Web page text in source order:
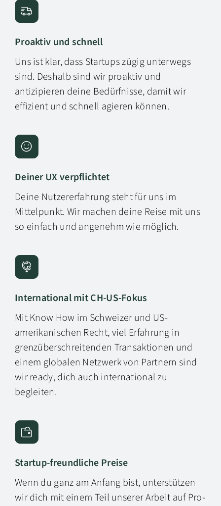
Proaktiv und schnell
Uns ist klar, dass Startups zügig unterwegs
sind. Deshalb sind wir proaktiv und
antizipieren deine Bedürfnisse, damit wir
effizient und schnell agieren können.
Deiner UX verpflichtet
Deine Nutzererfahrung steht für uns im
Mittelpunkt. Wir machen deine Reise mit uns
so einfach und angenehm wie möglich.
International mit CH-US-Fokus
Mit Know How im Schweizer und US-
amerikanischen Recht, viel Erfahrung in
grenzüberschreitenden Transaktionen und
einem globalen Netzwerk von Partnern sind
wir ready, dich auch international zu
begleiten.
Startup-freundliche Preise
Wenn du ganz am Anfang bist, unterstützen
wir dich mit einem Teil unserer Arbeit auf Pro-